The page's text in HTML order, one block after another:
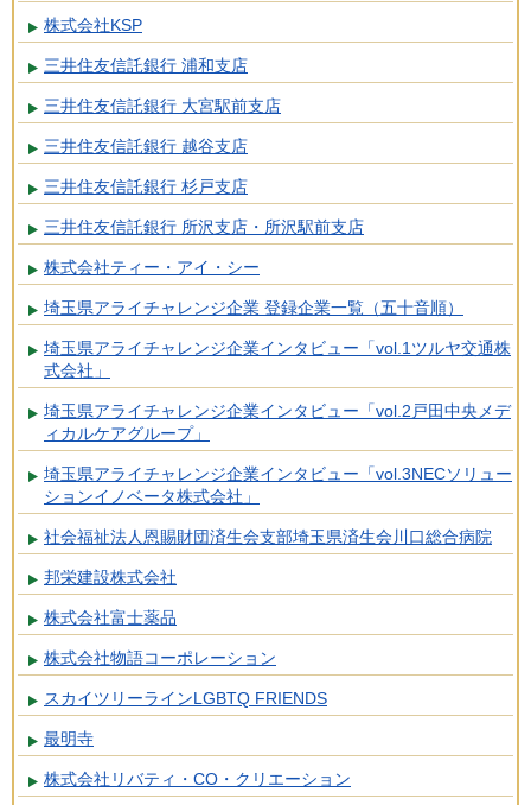
株式会社KSP
三井住友信託銀行 浦和支店
三井住友信託銀行 大宮駅前支店
三井住友信託銀行 越谷支店
三井住友信託銀行 杉戸支店
三井住友信託銀行 所沢支店・所沢駅前支店
株式会社ティー・アイ・シー
埼玉県アライチャレンジ企業 登録企業一覧（五十音順）
埼玉県アライチャレンジ企業インタビュー「vol.1ツルヤ交通株
式会社」
埼玉県アライチャレンジ企業インタビュー「vol.2戸田中央メデ
ィカルケアグループ」
埼玉県アライチャレンジ企業インタビュー「vol.3NECソリュー
ションイノベータ株式会社」
社会福祉法人恩賜財団済生会支部埼玉県済生会川口総合病院
邦栄建設株式会社
株式会社富士薬品
株式会社物語コーポレーション
スカイツリーラインLGBTQ FRIENDS
最明寺
株式会社リバティ・CO・クリエーション